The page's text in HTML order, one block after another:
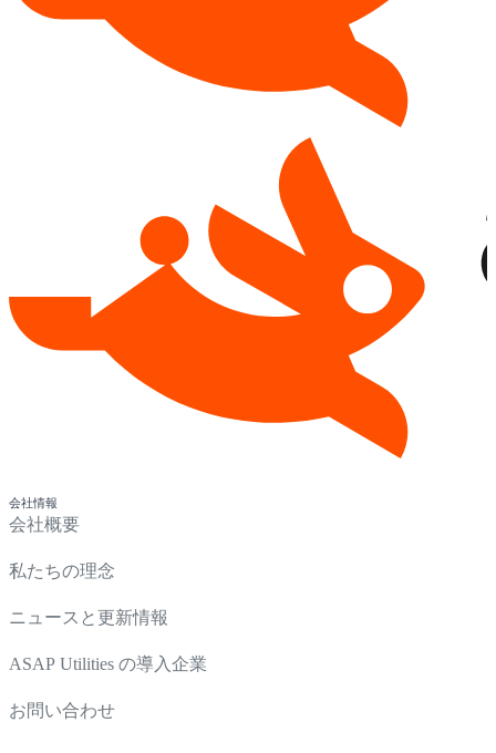
会社情報
会社概要
私たちの理念
ニュースと更新情報
ASAP Utilities の導入企業
お問い合わせ